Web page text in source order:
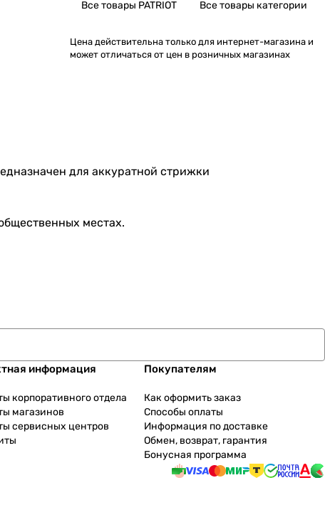
Все товары PATRIOT Все товары категории
Цена действительна только для интернет-магазина и
может отличаться от цен в розничных магазинах
для аккуратной стрижки
местах.
информация
корпоративного отдела
магазинов
сервисных центров
Покупателям
Как оформить заказ
Способы оплаты
Информация по доставке
Обмен, возврат, гарантия
Бонусная программа